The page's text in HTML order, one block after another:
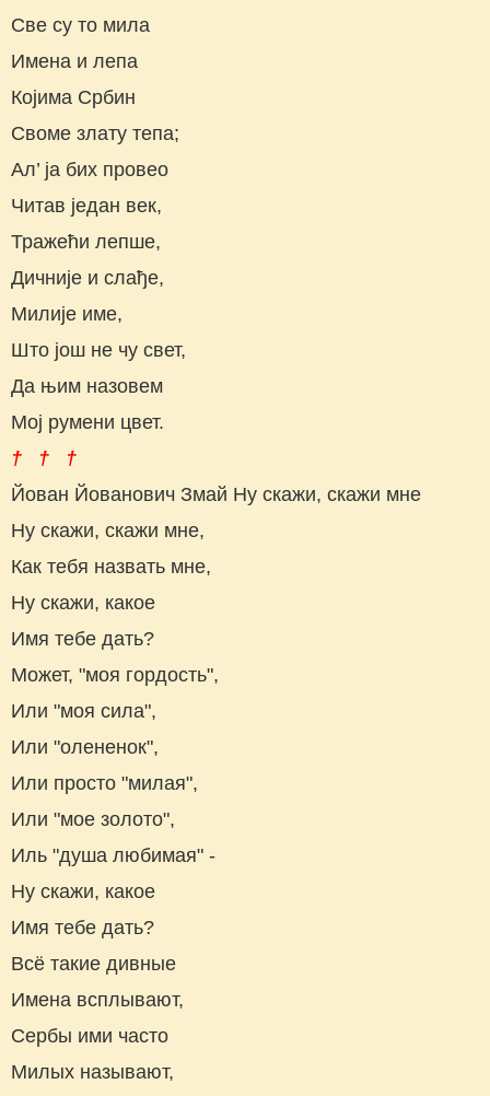
Све су то мила
Имена и лепа
Којима Србин
Своме злату тепа;
Ал’ ја бих провео
Читав један век,
Тражећи лепше,
Дичније и слађе,
Милије име,
Што још не чу свет,
Да њим назовем
Мој румени цвет.
† † †
Йован Йованович Змай Ну скажи, скажи мне
Ну скажи, скажи мне,
Как тебя назвать мне,
Ну скажи, какое
Имя тебе дать?
Может, "моя гордость",
Или "моя сила",
Или "олененок",
Или просто "милая",
Или "мое золото",
Иль "душа любимая" -
Ну скажи, какое
Имя тебе дать?
Всё такие дивные
Имена всплывают,
Сербы ими часто
Милых называют,